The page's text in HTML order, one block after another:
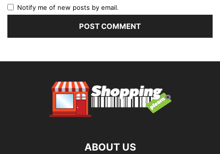
Notify me of new posts by email.
ABOUT US